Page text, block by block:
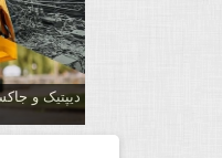
دیپتیک و